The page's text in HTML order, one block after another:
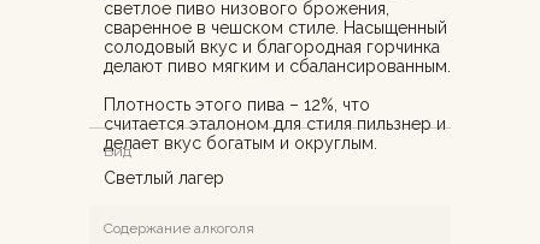
светлое пиво низового брожения,
сваренное в чешском стиле. Насыщенный
солодовый вкус и благородная горчинка
делают пиво мягким и сбалансированным.
Плотность этого пива – 12%, что
считается эталоном для стиля пильзнер и
делает вкус богатым и округлым.
Вид
Светлый лагер
Содержание алкоголя